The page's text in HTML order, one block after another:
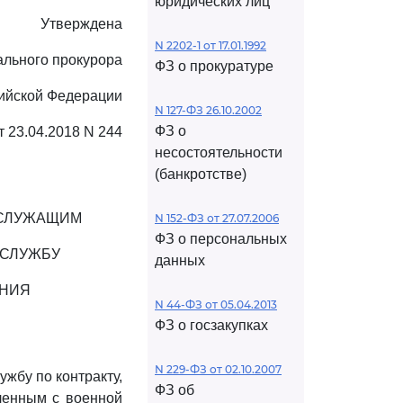
Утверждена
прокурора
Федерации
23.04.2018 N 244
по контракту,
с военной
N 2202-1 от 17.01.1992
ФЗ о прокуратуре
N 127-ФЗ 26.10.2002
ФЗ о
несостоятельности
(банкротстве)
N 152-ФЗ от 27.07.2006
ФЗ о персональных
данных
N 44-ФЗ от 05.04.2013
ФЗ о госзакупках
N 229-ФЗ от 02.10.2007
ФЗ об